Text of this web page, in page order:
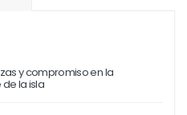
y compromiso en la
la isla